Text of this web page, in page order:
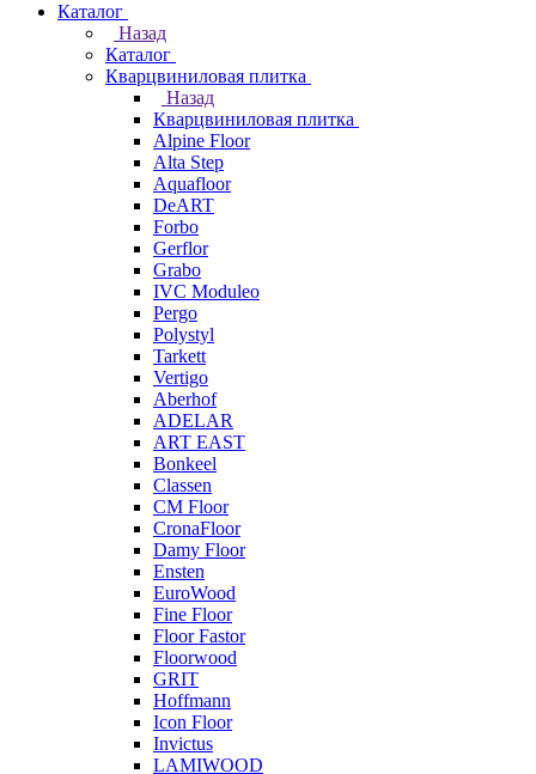
Каталог
Назад
Каталог
Кварцвиниловая плитка
Назад
Кварцвиниловая плитка
Alpine Floor
Alta Step
Aquafloor
DeART
Forbo
Gerflor
Grabo
IVC Moduleo
Pergo
Polystyl
Tarkett
Vertigo
Aberhof
ADELAR
ART EAST
Bonkeel
Classen
CM Floor
CronaFloor
Damy Floor
Ensten
EuroWood
Fine Floor
Floor Fastor
Floorwood
GRIT
Hoffmann
Icon Floor
Invictus
LAMIWOOD